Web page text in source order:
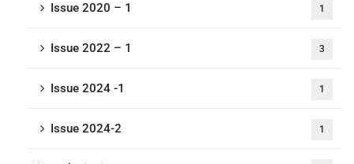
Issue 2020 – 1 1
Issue 2022 – 1 3
Issue 2024 -1 1
Issue 2024-2 1